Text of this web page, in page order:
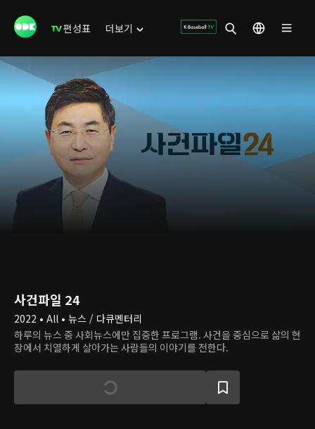
편성표 더보기
사건파일 24
2022 • All • 뉴스 / 다큐멘터리
하루의 뉴스 중 사회뉴스에만 집중한 프로그램. 사건을 중심으로 삶의 현
장에서 치열하게 살아가는 사람들의 이야기를 전한다.